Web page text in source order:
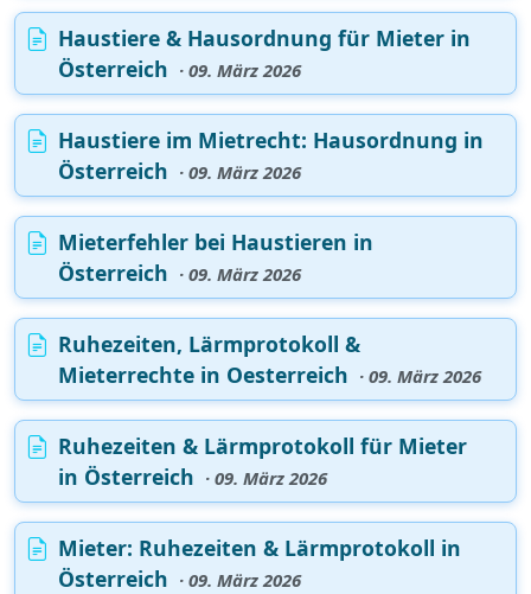
Haustiere & Hausordnung für Mieter in
Österreich · 09. März 2026
Haustiere im Mietrecht: Hausordnung in
Österreich · 09. März 2026
Mieterfehler bei Haustieren in
Österreich · 09. März 2026
Ruhezeiten, Lärmprotokoll &
Mieterrechte in Oesterreich · 09. März 2026
Ruhezeiten & Lärmprotokoll für Mieter
in Österreich · 09. März 2026
Mieter: Ruhezeiten & Lärmprotokoll in
Österreich · 09. März 2026